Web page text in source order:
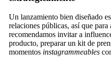
Un lanzamiento bien diseñado
relaciones públicas, así que
recomendamos invitar a
producto, preparar un kit de
momentos instagrammeables